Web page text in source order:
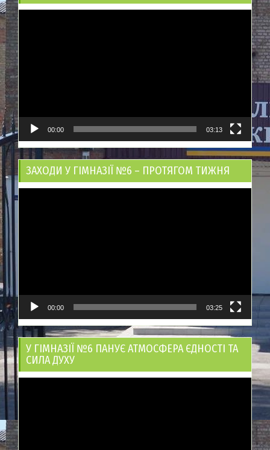
00:00 03:13
ЗАХОДИ У ГІМНАЗІЇ №6 – ПРОТЯГОМ ТИЖНЯ
00:00 03:25
У ГІМНАЗІЇ №6 ПАНУЄ АТМОСФЕРА ЄДНОСТІ ТА
СИЛА ДУХУ